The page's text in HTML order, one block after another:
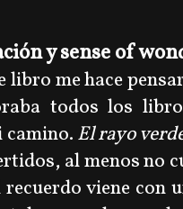
y sense of
libro me hace
todos los
camino.El rayo
al menos no
viene con